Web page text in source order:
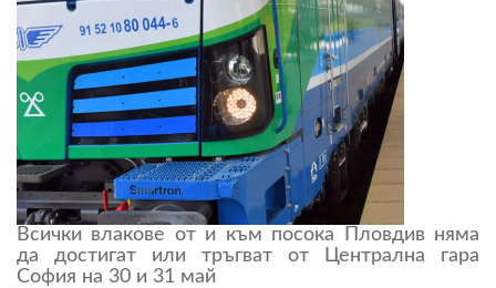
Всички влакове от и към посока Пловдив няма
да достигат или тръгват от Централна гара
София на 30 и 31 май